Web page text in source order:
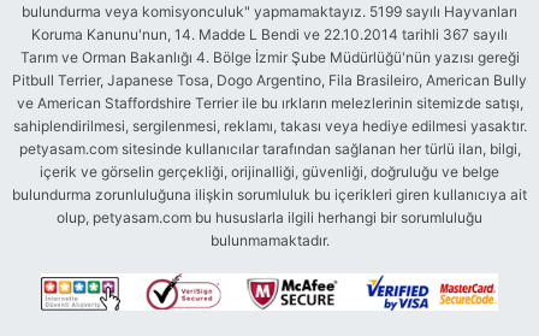
bulundurma veya komisyonculuk" yapmamaktayız. 5199 sayılı Hayvanları
Koruma Kanunu'nun, 14. Madde L Bendi ve 22.10.2014 tarihli 367 sayılı
Tarım ve Orman Bakanlığı 4. Bölge İzmir Şube Müdürlüğü'nün yazısı gereği
Pitbull Terrier, Japanese Tosa, Dogo Argentino, Fila Brasileiro, American Bully
ve American Staffordshire Terrier ile bu ırkların melezlerinin sitemizde satışı,
sahiplendirilmesi, sergilenmesi, reklamı, takası veya hediye edilmesi yasaktır.
petyasam.com sitesinde kullanıcılar tarafından sağlanan her türlü ilan, bilgi,
içerik ve görselin gerçekliği, orijinalliği, güvenliği, doğruluğu ve belge
bulundurma zorunluluğuna ilişkin sorumluluk bu içerikleri giren kullanıcıya ait
olup, petyasam.com bu hususlarla ilgili herhangi bir sorumluluğu
bulunmamaktadır.